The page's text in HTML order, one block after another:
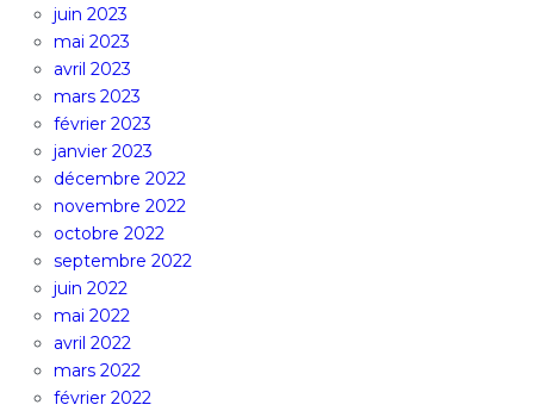
juin 2023
mai 2023
avril 2023
mars 2023
février 2023
janvier 2023
décembre 2022
novembre 2022
octobre 2022
septembre 2022
juin 2022
mai 2022
avril 2022
mars 2022
février 2022